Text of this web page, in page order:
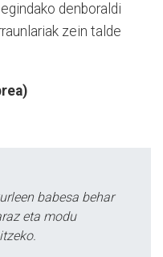
denboraldi
zein talde
babesa behar
eta modu